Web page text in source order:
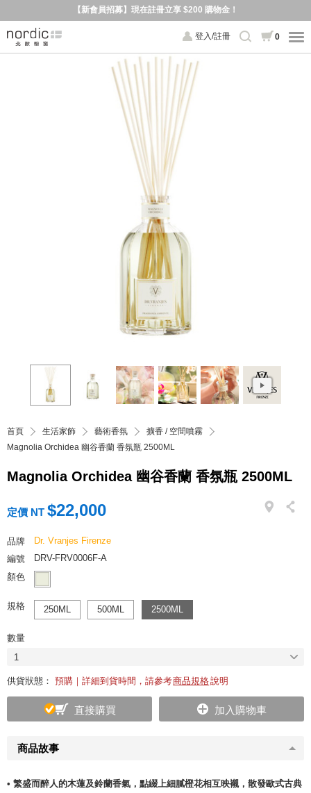
【新會員招募】現在註冊立享 $200 購物金！
登入/註冊 0
首頁 生活家飾 藝術香氛
擴香 / 空間噴霧
Magnolia Orchidea 幽谷香蘭 香氛瓶 2500ML
Magnolia Orchidea 幽谷香蘭 香氛瓶 2500ML
商品故事
• 繁盛而醉人的木蓮及鈴蘭香氣，點綴上細膩橙花相互映襯，散發歐式古典
定價 NT $22,000
品牌
Dr. Vranjes Firenze
編號
DRV-FRV0006F-A
顏色
規格 250ML 500ML 2500ML
數量
1
供貨狀態： 預購｜詳細到貨時間，請參考商品規格說明
直接購買 加入購物車